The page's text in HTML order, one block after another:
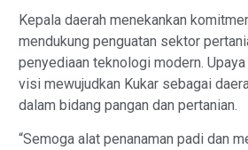
Kepala daerah menekankan
mendukung penguatan sektor
penyediaan teknologi modern.
visi mewujudkan Kukar sebagai
dalam bidang pangan dan pertanian.
“Semoga alat penanaman padi dan